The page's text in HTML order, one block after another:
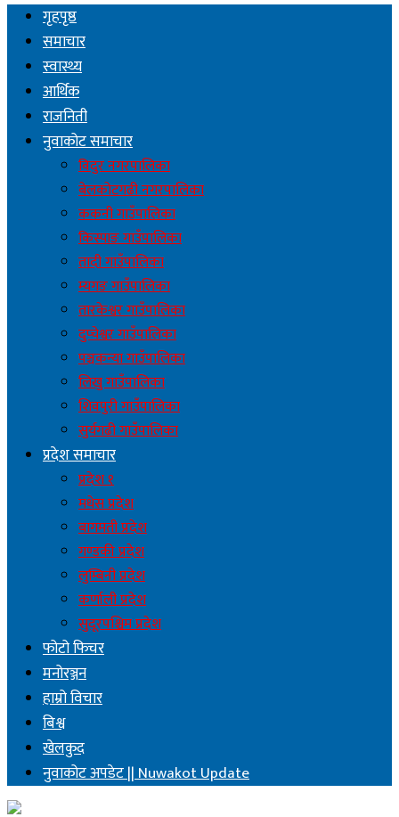
गृहपृष्ठ
समाचार
स्वास्थ्य
आर्थिक
राजनिती
नुवाकोट समाचार
विदुर नगरपालिका
बेलकोटगढी नगरपालिका
ककनी गाउँपालिका
किस्पाङ गाउँपालिका
तादी गाउँपालिका
म्यगङ गाउँपालिका
तारकेश्वर गाउँपालिका
दुप्चेश्वर गाउँपालिका
पञ्चकन्या गाउँपालिका
लिखु गाउँपालिका
शिवपुरी गाउँपालिका
सुर्यगढी गाउँपालिका
प्रदेश समाचार
प्रदेश १
मधेस प्रदेश
बागमती प्रदेश
गण्डकी प्रदेश
लुम्बिनी प्रदेश
कर्णाली प्रदेश
सुदूरपश्चिम प्रदेश
फोटो फिचर
मनोरञ्जन
हाम्रो विचार
बिश्व
खेलकुद
नुवाकोट अपडेट || Nuwakot Update